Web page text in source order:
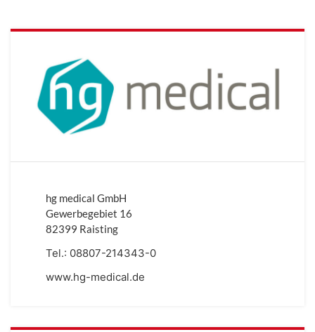
hg medical GmbH
Gewerbegebiet 16
82399 Raisting
Tel.: 08807-214343-0
www.hg-medical.de